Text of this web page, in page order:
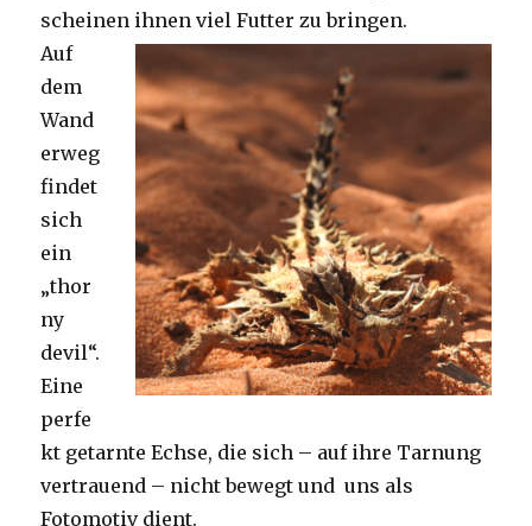
scheinen ihnen viel Futter zu bringen.
Auf
dem
Wand
erweg
findet
sich
ein
„thor
ny
devil“.
Eine
perfe
kt getarnte Echse, die sich – auf ihre Tarnung
vertrauend – nicht bewegt und uns als
Fotomotiv dient.